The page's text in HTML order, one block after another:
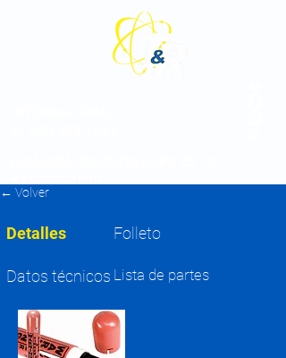
833-332-1010
← Volver
Detalles Folleto
Datos técnicos Lista de partes